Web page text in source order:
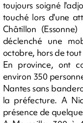
toujours soigné
touché lors d'une
Châtillon
déclenché une
octobre, hors de
En province, ont
environ 350
Nantes sans
la préfecture. A
présence de